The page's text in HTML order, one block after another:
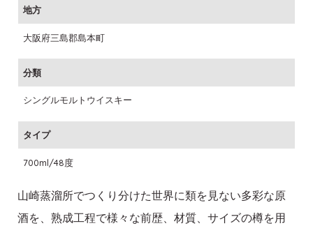
地方
大阪府三島郡島本町
分類
シングルモルトウイスキー
タイプ
700ml/48度
山崎蒸溜所でつくり分けた世界に類を見ない多彩な原
酒を、熟成工程で様々な前歴、材質、サイズの樽を用